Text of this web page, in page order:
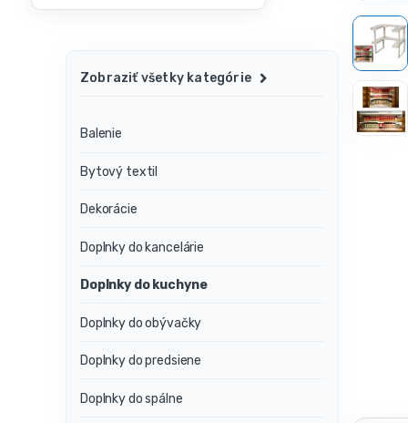
Zobraziť všetky kategórie
Balenie
Bytový textil
Dekorácie
Doplnky do kancelárie
Doplnky do kuchyne
Doplnky do obývačky
Doplnky do predsiene
Doplnky do spálne